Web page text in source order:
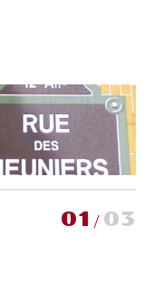
01 / 03
Piscine